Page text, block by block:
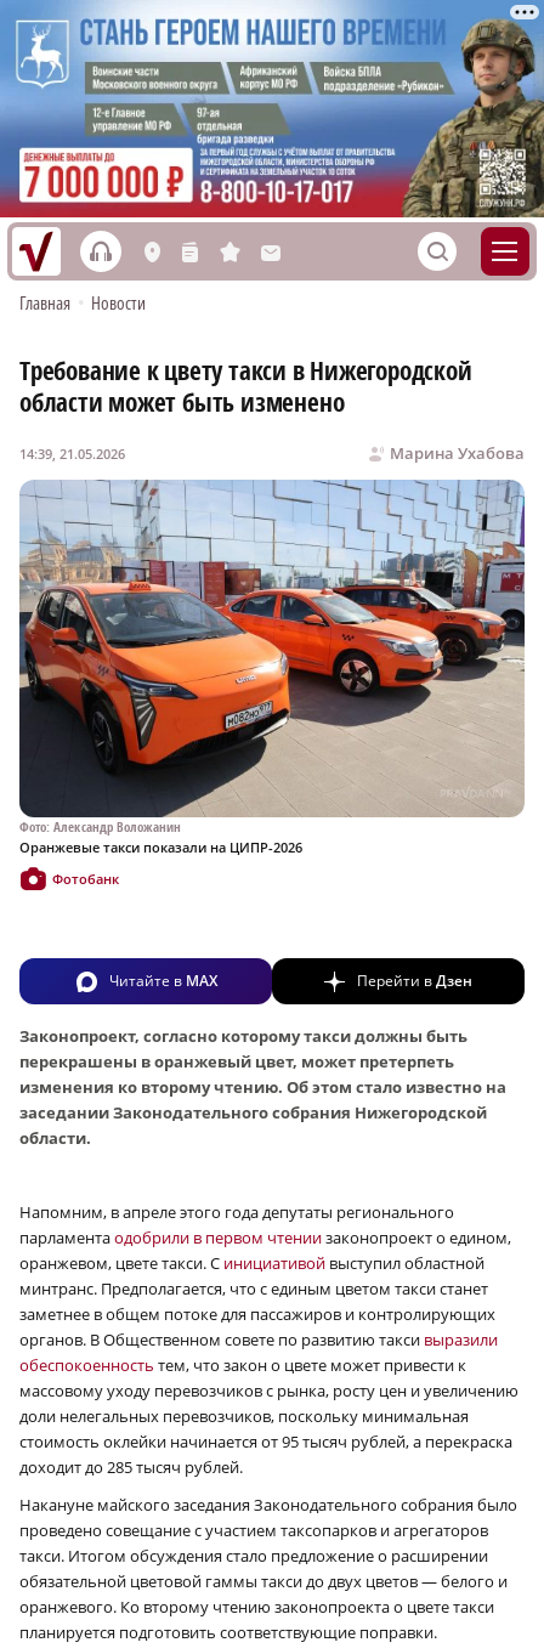
h L n s M S
Главная • Новости
Требование к цвету такси в Нижегородской
области может быть изменено
Марина Ухабова
14:39, 21.05.2026
Фото: Александр Воложанин
Оранжевые такси показали на ЦИПР-2026
Фотобанк
Читайте в MAX Перейти вДзен
Законопроект, согласно которому такси должны быть
перекрашены в оранжевый цвет, может претерпеть
изменения ко второму чтению. Об этом стало известно на
заседании Законодательного собрания Нижегородской
области.
Напомним, в апреле этого года депутаты регионального
парламентаодобрили в первом чтениизаконопроект о едином,
оранжевом, цвете такси. С инициативой выступил областной
минтранс. Предполагается, что с единым цветом такси станет
заметнее в общем потоке для пассажиров и контролирующих
органов. В Общественном совете по развитию такси выразили
обеспокоенность тем, что закон о цвете может привести к
массовому уходу перевозчиков с рынка, росту цен и увеличению
доли нелегальных перевозчиков, поскольку минимальная
стоимость оклейки начинается от 95 тысяч рублей, а перекраска
доходит до 285 тысяч рублей.
Накануне майского заседания Законодательного собрания было
проведено совещание с участием таксопарков и агрегаторов
такси. Итогом обсуждения стало предложение о расширении
обязательной цветовой гаммы такси до двух цветов — белого и
оранжевого. Ко второму чтению законопроекта о цвете такси
планируется подготовить соответствующие поправки.